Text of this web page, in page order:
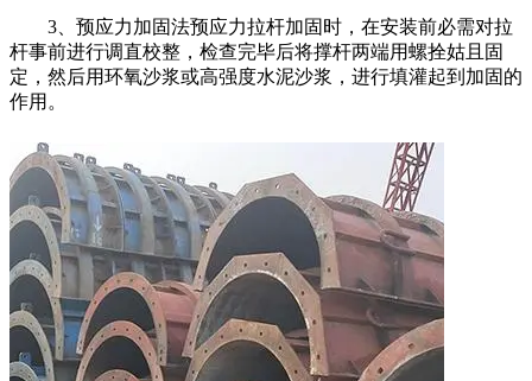
3、预应力加固法预应力拉杆加固时，在安装前必需对拉
杆事前进行调直校整，检查完毕后将撑杆两端用螺拴姑且固
定，然后用环氧沙浆或高强度水泥沙浆，进行填灌起到加固的
作用。